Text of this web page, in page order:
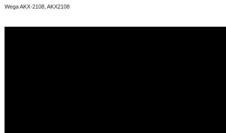
Wega AKX-2108, AKX2108